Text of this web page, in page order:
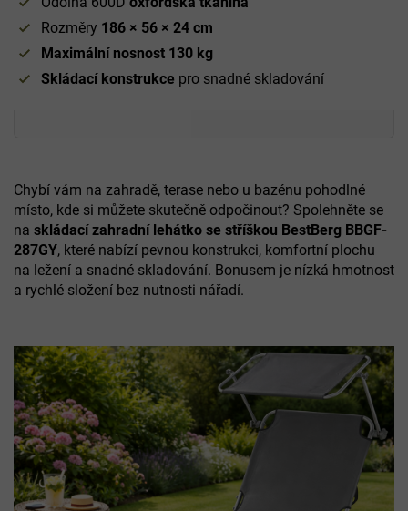
Rozměry 186 × 56 × 24 cm
Maximální nosnost 130 kg
Skládací konstrukce pro snadné skladování
Chybí vám na zahradě, terase nebo u bazénu pohodlné
místo, kde si můžete skutečně odpočinout? Spolehněte se
na skládací zahradní lehátko se stříškou BestBerg BBGF-
287GY, které nabízí pevnou konstrukci, komfortní plochu
na ležení a snadné skladování. Bonusem je nízká hmotnost
a rychlé složení bez nutnosti nářadí.